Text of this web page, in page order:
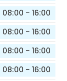
08:00 - 16:00
08:00 - 16:00
08:00 - 16:00
08:00 - 16:00